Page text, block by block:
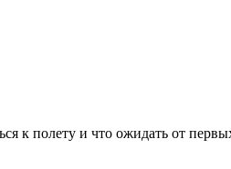
к полету и что ожидать от